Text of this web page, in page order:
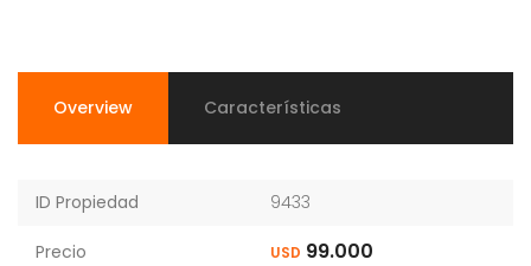
Overview Características
ID Propiedad 9433
Precio USD 99.000